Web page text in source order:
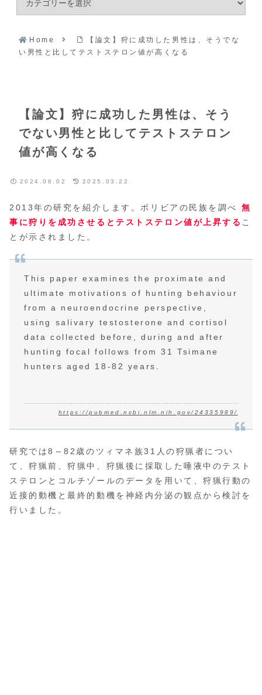
Home
【論文】狩に成功した男性は、そうでな
い男性と比してテストステロン値が高くなる
【論文】狩に成功した男性は、そう
でない男性と比してテストステロン
値が高くなる
2024.06.02 2025.03.22
2013年の研究を紹介します。ボリビアの民族を調べ 無
事に狩りを成功させるとテストステロン値が上昇する こ
とが示されました。
This paper examines the proximate and
ultimate motivations of hunting behaviour
from a neuroendocrine perspective,
using salivary testosterone and cortisol
data collected before, during and after
hunting focal follows from 31 Tsimane
hunters aged 18-82 years.
https://pubmed.ncbi.nlm.nih.gov/24335989/
研究では8～82歳のツィマネ族31人の狩猟者につい
て、狩猟前、狩猟中、狩猟後に採取した唾液中のテスト
ステロンとコルチゾールのデータを用いて、狩猟行動の
近接的動機と最終的動機を神経内分泌の観点から検討を
行いました。